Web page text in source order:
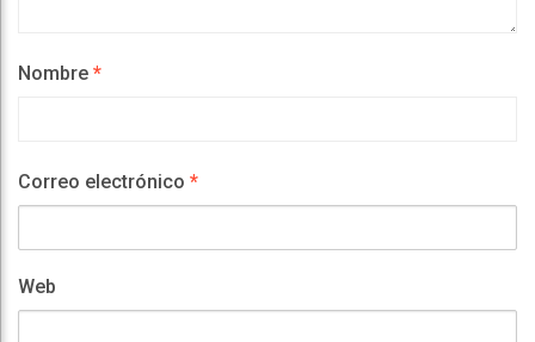
Nombre *
Correo electrónico *
Web